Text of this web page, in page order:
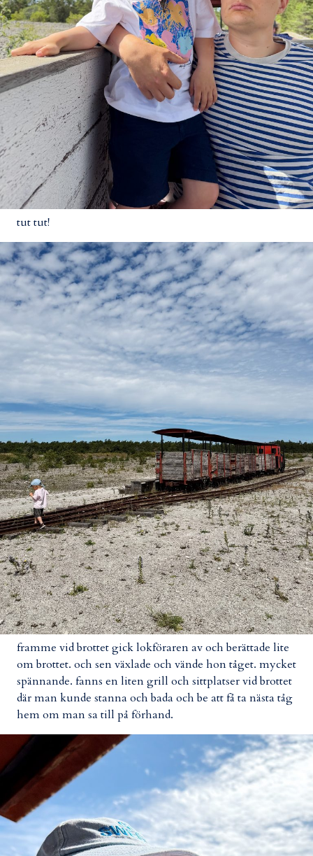
tut tut!
framme vid brottet gick lokföraren av och berättade lite
om brottet. och sen växlade och vände hon tåget. mycket
spännande. fanns en liten grill och sittplatser vid brottet
där man kunde stanna och bada och be att få ta nästa tåg
hem om man sa till på förhand.